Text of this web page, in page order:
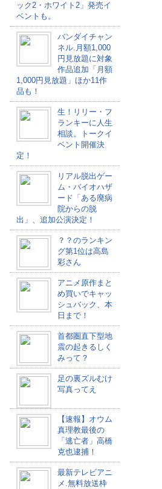
ック2・ホワイト2」発売イ
ベントも。
バンダイチャン
ネル.月額1,000
円見放題に対象
作品追加「月額
1,000円見放題」ほか11作
品も！
生！リリー・フ
ランキーに人生
相談。トークイ
ベント開催決
定！
リアル脱出ゲー
ム・バイオハザ
ード「ある廃病
院からの脱
出」、追加公演決定！
？？のランキン
グ第1位は高島
彩さん
アニメ原作まと
め買いでキャッ
シュバック、本
日まで！
首都圏直下型地
震の起きるしく
みって？
足の裏ズルむけ
写真ってえ
【速報】オウム
真理教最後の
「逃亡者」高橋
克也逮捕！
最新テレビアニ
メ.無料放送枠